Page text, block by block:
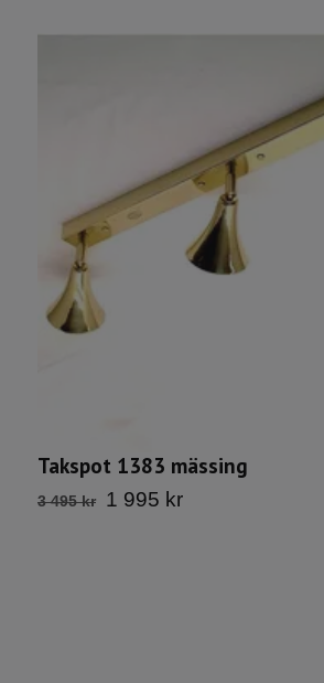
Takspot 1383 mässing
3 495 kr 1 995 kr